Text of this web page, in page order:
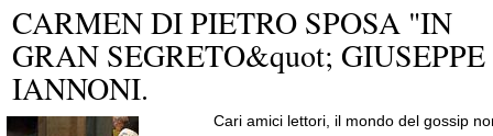
CARMEN DI PIETRO SPOSA "IN
GRAN SEGRETO&quot; GIUSEPPE
IANNONI.
Cari amici lettori, il mondo del gossip